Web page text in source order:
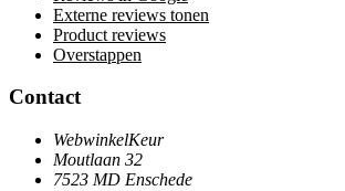
Externe reviews tonen
Product reviews
Overstappen
Contact
WebwinkelKeur
Moutlaan 32
7523 MD Enschede